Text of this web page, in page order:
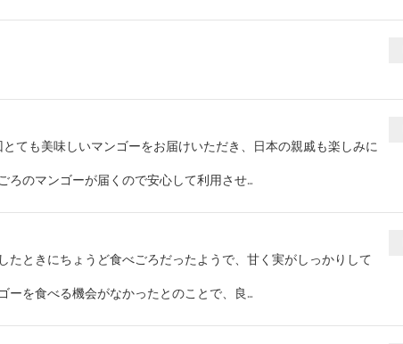
ても美味しいマンゴーをお届けいただき、日本の親戚も楽しみに
のマンゴーが届くので安心して利用させ...
たときにちょうど食べごろだったようで、甘く実がしっかりして
を食べる機会がなかったとのことで、良...